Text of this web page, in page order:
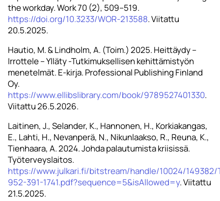
the workday. Work 70 (2), 509–519.
https://doi.org/10.3233/WOR-213588. Viitattu
20.5.2025.
Hautio, M. & Lindholm, A. (Toim.) 2025. Heittäydy –
Irrottele – Ylläty -Tutkimuksellisen kehittämistyön
menetelmät. E-kirja. Professional Publishing Finland
Oy.
https://www.ellibslibrary.com/book/9789527401330.
Viitattu 26.5.2026.
Laitinen, J., Selander, K., Hannonen, H., Korkiakangas,
E., Lahti, H., Nevanperä, N., Nikunlaakso, R., Reuna, K.,
Tienhaara, A. 2024. Johda palautumista kriisissä.
Työterveyslaitos.
https://www.julkari.fi/bitstream/handle/10024/149382/
952-391-1741.pdf?sequence=5&isAllowed=y. Viitattu
21.5.2025.